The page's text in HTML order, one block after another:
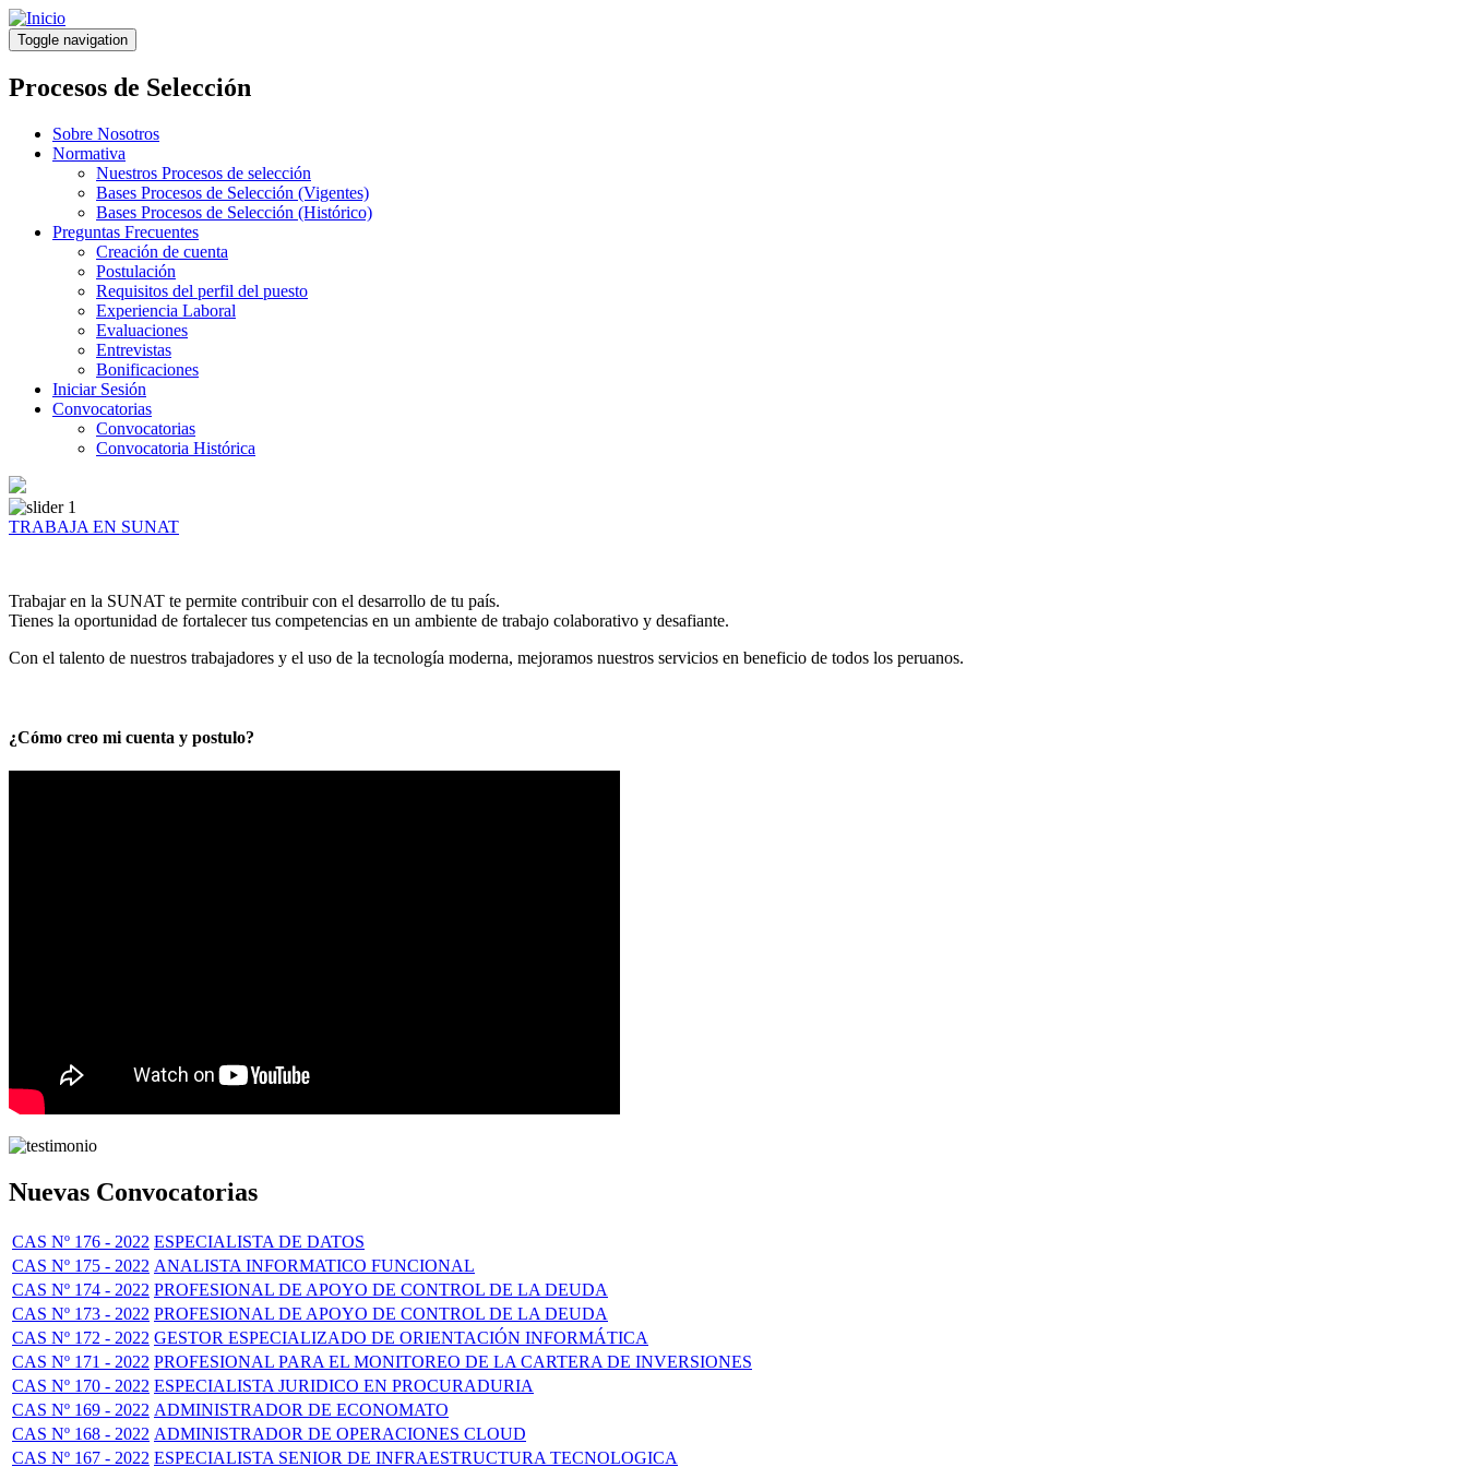
Pasar
al
contenido
principal
Toggle navigation
Procesos de Selección
Sobre Nosotros
Normativa
Nuestros Procesos de selección
Bases Procesos de Selección (Vigentes)
Bases Procesos de Selección (Histórico)
Preguntas Frecuentes
Creación de cuenta
Postulación
Requisitos del perfil del puesto
Experiencia Laboral
Evaluaciones
Entrevistas
Bonificaciones
Iniciar Sesión
Convocatorias
Convocatorias
Convocatoria Histórica
TRABAJA EN SUNAT
Trabajar en la SUNAT te permite contribuir con el desarrollo de tu país.
Tienes la oportunidad de fortalecer tus competencias en un ambiente de trabajo colaborativo y desafiante.
Con el talento de nuestros trabajadores y el uso de la tecnología moderna, mejoramos nuestros servicios en beneficio de todos los peruanos.
¿Cómo creo mi cuenta y postulo?
Nuevas Convocatorias
CAS Nº 176 - 2022 ESPECIALISTA DE DATOS
CAS Nº 175 - 2022 ANALISTA INFORMATICO FUNCIONAL
CAS Nº 174 - 2022 PROFESIONAL DE APOYO DE CONTROL DE LA DEUDA
CAS Nº 173 - 2022 PROFESIONAL DE APOYO DE CONTROL DE LA DEUDA
CAS Nº 172 - 2022 GESTOR ESPECIALIZADO DE ORIENTACIÓN INFORMÁTICA
CAS Nº 171 - 2022 PROFESIONAL PARA EL MONITOREO DE LA CARTERA DE INVERSIONES
CAS Nº 170 - 2022 ESPECIALISTA JURIDICO EN PROCURADURIA
CAS Nº 169 - 2022 ADMINISTRADOR DE ECONOMATO
CAS Nº 168 - 2022 ADMINISTRADOR DE OPERACIONES CLOUD
CAS Nº 167 - 2022 ESPECIALISTA SENIOR DE INFRAESTRUCTURA TECNOLOGICA